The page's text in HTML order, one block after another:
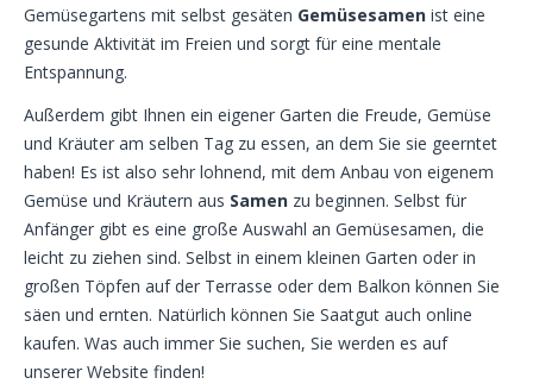
Gemüsegartens mit selbst gesäten Gemüsesamen ist eine
gesunde Aktivität im Freien und sorgt für eine mentale
Entspannung.
Außerdem gibt Ihnen ein eigener Garten die Freude, Gemüse
und Kräuter am selben Tag zu essen, an dem Sie sie geerntet
haben! Es ist also sehr lohnend, mit dem Anbau von eigenem
Gemüse und Kräutern aus Samen zu beginnen. Selbst für
Anfänger gibt es eine große Auswahl an Gemüsesamen, die
leicht zu ziehen sind. Selbst in einem kleinen Garten oder in
großen Töpfen auf der Terrasse oder dem Balkon können Sie
säen und ernten. Natürlich können Sie Saatgut auch online
kaufen. Was auch immer Sie suchen, Sie werden es auf
unserer Website finden!